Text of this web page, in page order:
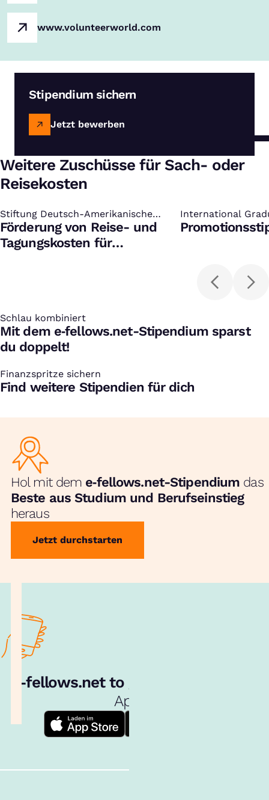
www.volunteerworld.com
Stipendium sichern
Jetzt bewerben
Weitere Zuschüsse für Sach- oder
Reisekosten
Stiftung Deutsch-Amerikanische
Wissenschaftsbeziehungen
:
Förderung von Reise- und
Tagungskosten für
International
Study of Culture
:
Schlau kombiniert
:
Mit dem e‑fellows.net-Stipendium sparst
du doppelt!
Finanzspritze sichern
:
Find weitere Stipendien für dich
Hol mit dem e‑fellows.net-Stipendium das
Beste aus Studium und Berufseinstieg
heraus
Jetzt durchstarten
e‑fellows.net to go:
App!